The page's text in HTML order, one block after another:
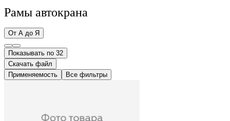
Рамы автокрана
От А до Я
Показывать по 32
Скачать файл
Применяемость
Все фильтры